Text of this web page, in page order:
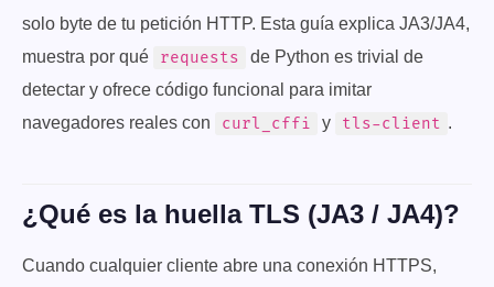
solo byte de tu petición HTTP. Esta guía explica JA3/JA4,
muestra por qué
requests
de Python es trivial de
detectar y ofrece código funcional para imitar
navegadores reales con
curl_cffi y tls-client .
¿Qué es la huella TLS (JA3 / JA4)?
Cuando cualquier cliente abre una conexión HTTPS,